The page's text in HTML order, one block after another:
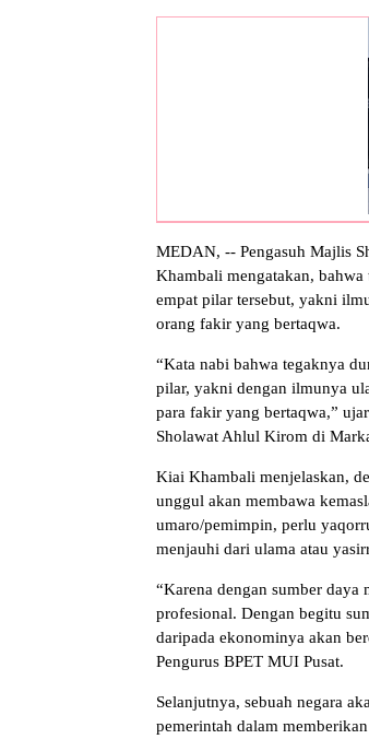
MEDAN, -- Pengasuh Majlis
Khambali mengatakan,
empat pilar tersebut, yakni
orang fakir yang bertaqwa.
“Kata nabi bahwa tegaknya
pilar, yakni dengan ilmunya
para fakir yang bertaqwa,”
Sholawat Ahlul Kirom di
Kiai Khambali menjelaskan,
unggul akan membawa
umaro/pemimpin, perlu
menjauhi dari ulama atau
“Karena dengan sumber daya
profesional. Dengan begitu
daripada ekonominya akan
Pengurus BPET MUI Pusat.
Selanjutnya, sebuah negara
pemerintah dalam